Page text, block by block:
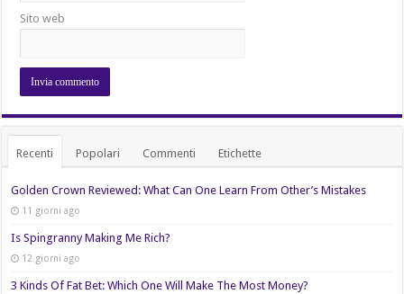
Sito web
Recenti Popolari Commenti Etichette
Golden Crown Reviewed: What Can One Learn From Other’s Mistakes
11 giorni ago
Is Spingranny Making Me Rich?
12 giorni ago
3 Kinds Of Fat Bet: Which One Will Make The Most Money?